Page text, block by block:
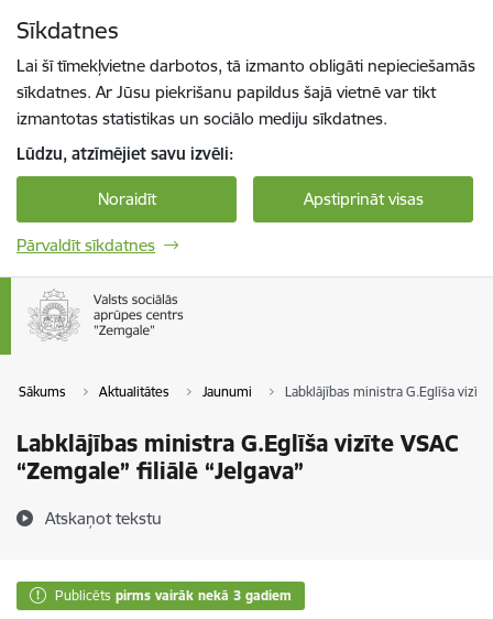
Sīkdatnes
Lai šī tīmekļvietne darbotos, tā izmanto obligāti nepieciešamās
sīkdatnes. Ar Jūsu piekrišanu papildus šajā vietnē var tikt
izmantotas statistikas un sociālo mediju sīkdatnes.
Lūdzu, atzīmējiet savu izvēli:
Noraidīt Apstiprināt visas
Pārvaldīt sīkdatnes
Sākums Aktualitātes Jaunumi Labklājības ministra G.Eglīša vizīte
Labklājības ministra G.Eglīša vizīte VSAC
“Zemgale” filiālē “Jelgava”
Atskaņot tekstu
Publicēts pirms vairāk nekā 3 gadiem